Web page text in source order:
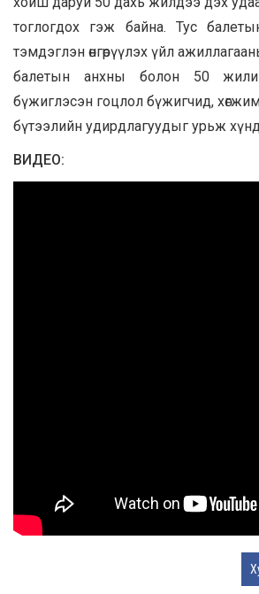
тоглогдох гэж байна. Тус
тэмдэглэн өнгөрүүлэх үйл
балетын анхны болон 50
бүжиглэсэн гоцлол бүжигчид,
бүтээлийн удирдлагуудыг урьж
ВИДЕО: